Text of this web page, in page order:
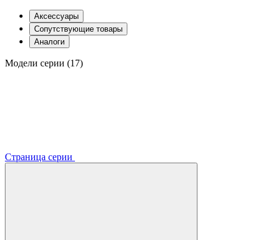
Аксессуары
Сопутствующие товары
Аналоги
Модели серии (17)
Страница серии